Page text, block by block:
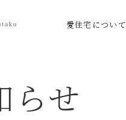
愛住宅について
らせ